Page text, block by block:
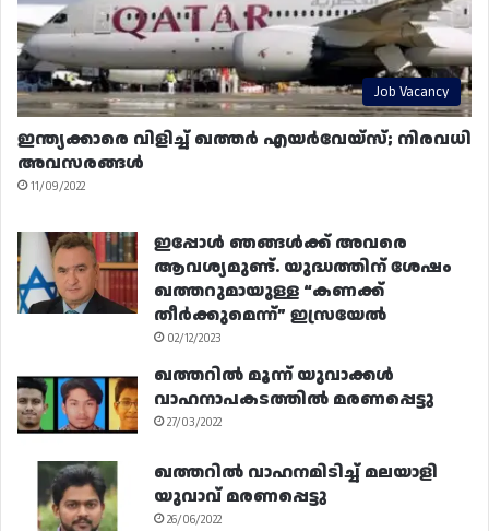
Job Vacancy
ഇന്ത്യക്കാരെ വിളിച്ച് ഖത്തർ എയർവേയ്‌സ്; നിരവധി
അവസരങ്ങൾ
11/09/2022
ഇപ്പോൾ ഞങ്ങൾക്ക് അവരെ
ആവശ്യമുണ്ട്. യുദ്ധത്തിന് ശേഷം
ഖത്തറുമായുള്ള “കണക്ക്
തീർക്കുമെന്ന്” ഇസ്രയേൽ
02/12/2023
ഖത്തറിൽ മൂന്ന് യുവാക്കൾ
വാഹനാപകടത്തിൽ മരണപ്പെട്ടു
27/03/2022
ഖത്തറിൽ വാഹനമിടിച്ച് മലയാളി
യുവാവ് മരണപ്പെട്ടു
26/06/2022